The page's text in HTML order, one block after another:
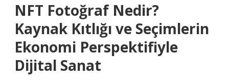
NFT Fotoğraf Nedir?
Kaynak Kıtlığı ve Seçimlerin
Ekonomi Perspektifiyle
Dijital Sanat